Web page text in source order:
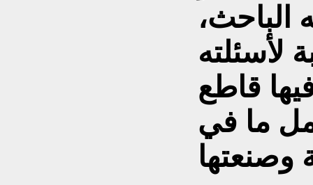
الباحث،
لأسئلته
قاطع
ما في